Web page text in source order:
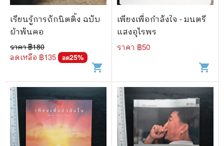
เรียนรู้การถักนิตติ้ง ฉบับ
ผ้าพันคอ
ราคา ฿180
ลดเหลือ ฿135 ลด25%
shopping_cart
เพียงเพื่อกำลังใจ - มนตรี
แสงอุไรพร
ราคา ฿50
shopping_cart